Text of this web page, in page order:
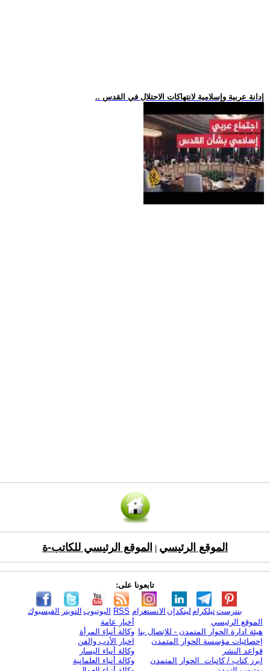
.. إدانة عربية وإسلامية لانتهاكات الاحتلال في القدس
الموقع الرئيسي الموقع الرئيسي للكاتب-ة
تابعونا على:
الفيسبوك التويتر اليوتيوب RSS الانستغرام لينكدإن تيلكرامبنترست
الموقع الرئيسي
هيئة ادارة الحوار المتمدن - للإتصال بنا
إحصائيات مؤسسة الحوار المتمدن
قواعد النشر
ابرز كتاب / كاتبات الحوار المتمدن
أخبار عامة
وكالة أنباء المرأة
اخبار الأدب والفن
وكالة أنباء اليسار
وكالة أنباء العلمانية